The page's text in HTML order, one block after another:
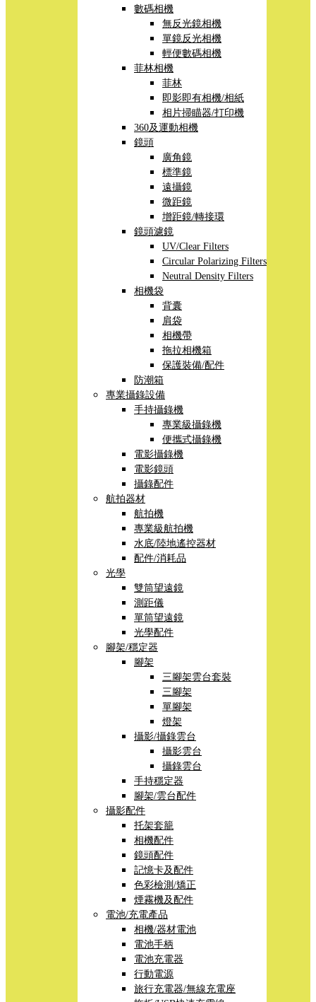
數碼相機
無反光鏡相機
單鏡反光相機
輕便數碼相機
菲林相機
菲林
即影即有相機/相紙
相片掃瞄器/打印機
360及運動相機
鏡頭
廣角鏡
標準鏡
遠攝鏡
微距鏡
增距鏡/轉接環
鏡頭濾鏡
UV/Clear Filters
Circular Polarizing Filters
Neutral Density Filters
相機袋
背囊
肩袋
相機帶
拖拉相機箱
保護裝備/配件
防潮箱
專業攝錄設備
手持攝錄機
專業級攝錄機
便攜式攝錄機
電影攝錄機
電影鏡頭
攝錄配件
航拍器材
航拍機
專業級航拍機
水底/陸地遙控器材
配件/消耗品
光學
雙筒望遠鏡
測距儀
單筒望遠鏡
光學配件
腳架/穩定器
腳架
三腳架雲台套裝
三腳架
單腳架
燈架
攝影/攝錄雲台
攝影雲台
攝錄雲台
手持穩定器
腳架/雲台配件
攝影配件
托架套籠
相機配件
鏡頭配件
記憶卡及配件
色彩檢測/矯正
煙霧機及配件
電池/充電產品
相機/器材電池
電池手柄
電池充電器
行動電源
旅行充電器/無線充電座